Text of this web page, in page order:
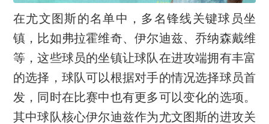
在尤文图斯的名单中，多名锋线关键球员坐
镇，比如弗拉霍维奇、伊尔迪兹、乔纳森戴维
等，这些球员的坐镇让球队在进攻端拥有丰富
的选择，球队可以根据对手的情况选择球员首
发，同时在比赛中也有更多可以变化的选项。
其中球队核心伊尔迪兹作为尤文图斯的进攻关